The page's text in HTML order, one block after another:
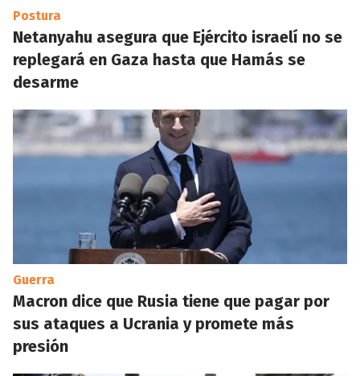
Postura
Netanyahu asegura que Ejército israelí no se
replegará en Gaza hasta que Hamás se
desarme
Guerra
Macron dice que Rusia tiene que pagar por
sus ataques a Ucrania y promete más
presión